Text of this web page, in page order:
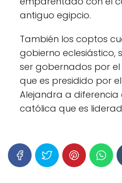
antiguo egipcio.
También los coptos
gobierno eclesiástico,
ser gobernados por el
que es presidido por
Alejandra a diferencia
católica que es